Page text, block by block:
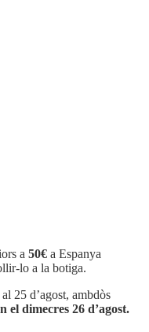
a 50€ a Espanya
lo a la botiga.
25 d’agost, ambdòs
el dimecres 26 d’agost.